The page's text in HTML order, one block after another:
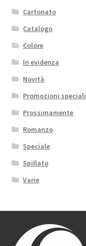
Cartonato
Catalogo
Colore
In evidenza
Novità
Promozioni speciali
Prossimamente
Romanzo
Speciale
Spillato
Varie